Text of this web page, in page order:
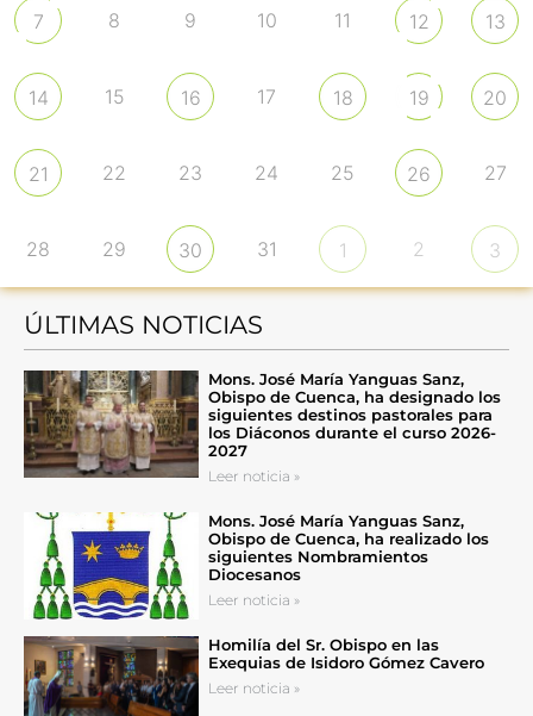
7 8 9 10 11 12 13
14 15 16 17 18 19 20
21 22 23 24 25 26 27
28 29 30 31 1 2 3
ÚLTIMAS NOTICIAS
Mons. José María Yanguas Sanz,
Obispo de Cuenca, ha designado los
siguientes destinos pastorales para
los Diáconos durante el curso 2026-
2027
Leer noticia »
Mons. José María Yanguas Sanz,
Obispo de Cuenca, ha realizado los
siguientes Nombramientos
Diocesanos
Leer noticia »
Homilía del Sr. Obispo en las
Exequias de Isidoro Gómez Cavero
Leer noticia »